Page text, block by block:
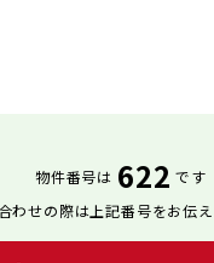
物件番号は 622 です
わせの際は上記番号をお伝え